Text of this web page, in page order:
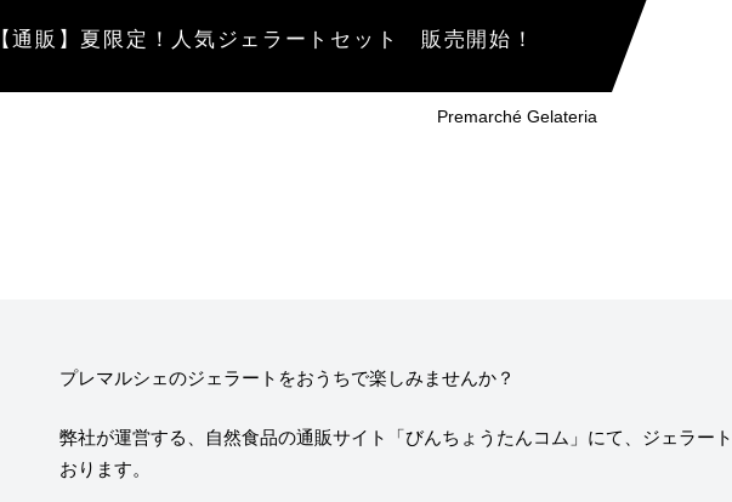
ジェラートについて 直営店・支店・分
求人情報
なぜジェラート作りを始めたのか？ プレマルシェジェ
【通販】夏限定！人気ジェラートセット 販売開始！
Premarché Gelateria
プレマルシェのジェラートをおうちで楽しみませんか？
弊社が運営する、自然食品の通販サイト「びんちょうたんコム」にて、ジェラー
おります。